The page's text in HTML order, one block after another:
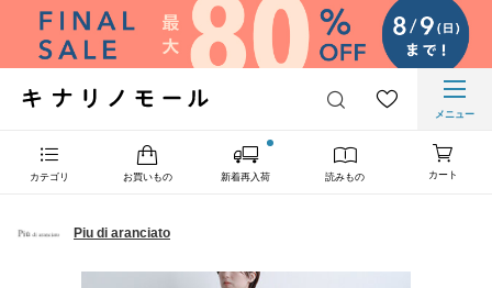
メニュー
カテゴリ お買いもの 新着再入荷 読みもの カート
Piu di aranciato